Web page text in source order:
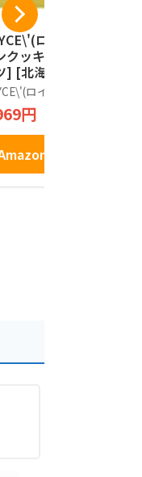
ロイズ) バ
クッキー[ココナ
] [北海道スイー
個 (x 1)
ロイズ)
円
で見る